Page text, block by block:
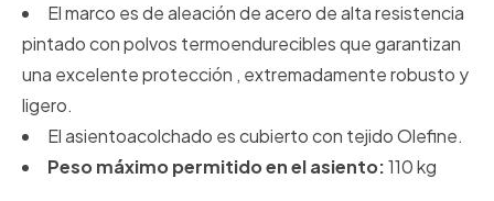
El marco es de aleación de acero de alta resistencia
pintado con polvos termoendurecibles que garantizan
una excelente protección , extremadamente robusto y
ligero.
El asientoacolchado es cubierto con tejidoOlefine.
Peso máximo permitido en el asiento:110 kg